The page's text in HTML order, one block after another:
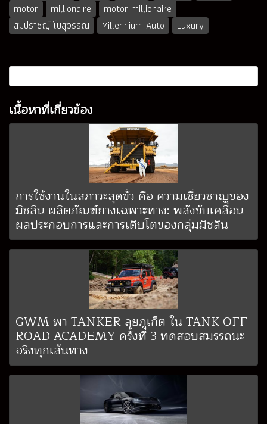
motor
millionaire
motor millionaire
สมปราชญ์ โบสุวรรณ
Millennium Auto Luxury
เนื้อหาที่เกี่ยวข้อง
การใช้งานในสภาวะสุดขั้ว คือ ความเชี่ยวชาญของ
มิชลิน ผลิตภัณฑ์ยางเฉพาะทาง: พลังขับเคลื่อน
ผลประกอบการและการเติบโตของกลุ่มมิชลิน
GWM พา TANKER ลุยภูเก็ต ใน TANK OFF-
ROAD ACADEMY ครั้งที่ 3 ทดสอบสมรรถนะ
จริงทุกเส้นทาง